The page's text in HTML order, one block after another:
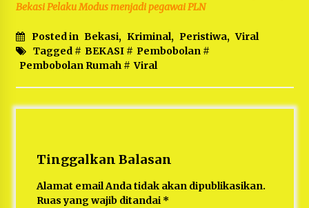
Bekasi Pelaku Modus menjadi pegawai PLN
Posted in Bekasi, Kriminal, Peristiwa, Viral
Tagged # BEKASI# Pembobolan#
Pembobolan Rumah# Viral
Tinggalkan Balasan
Alamat email Anda tidak akan dipublikasikan.
Ruas yang wajib ditandai *